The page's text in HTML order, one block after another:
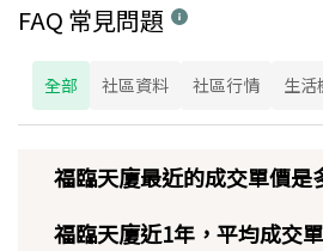
FAQ 常見問題
全部 社區資料 社區行情 生活
福臨天廈最近的成交單價是
福臨天廈近1年，平均成交